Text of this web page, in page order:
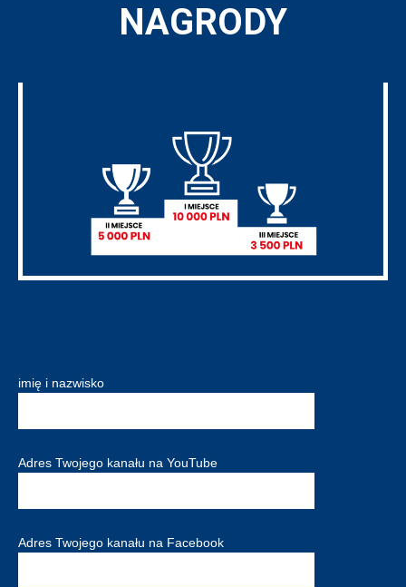
NAGRODY
imię i nazwisko
Adres Twojego kanału na YouTube
Adres Twojego kanału na Facebook